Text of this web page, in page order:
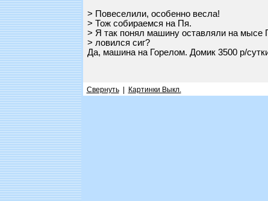
> Повеселили, особенно весла!
> Тож собираемся на Пя.
> Я так понял машину оставляли на мысе
> ловился сиг?
Да, машина на Горелом. Домик 3500 р/
Свернуть| Картинки Выкл.